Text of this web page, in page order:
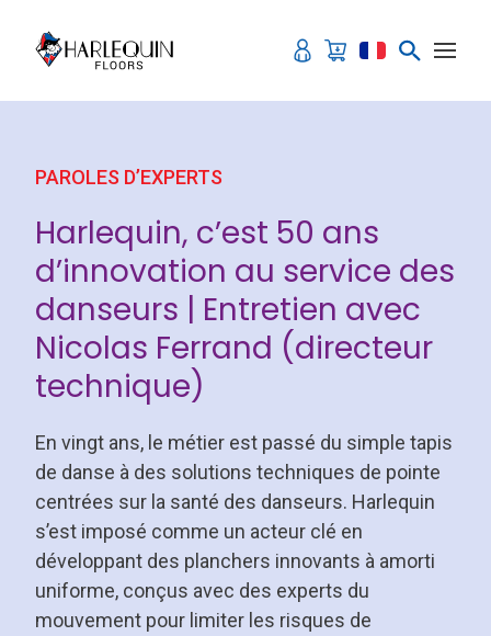
PAROLES D’EXPERTS
Harlequin, c’est 50 ans
d’innovation au service des
danseurs | Entretien avec
Nicolas Ferrand (directeur
technique)
En vingt ans, le métier est passé du simple tapis
de danse à des solutions techniques de pointe
centrées sur la santé des danseurs. Harlequin
s’est imposé comme un acteur clé en
développant des planchers innovants à amorti
uniforme, conçus avec des experts du
mouvement pour limiter les risques de